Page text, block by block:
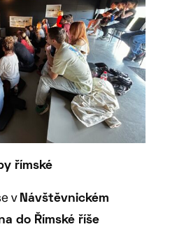
římské
v Návštěvnickém
do Římské říše